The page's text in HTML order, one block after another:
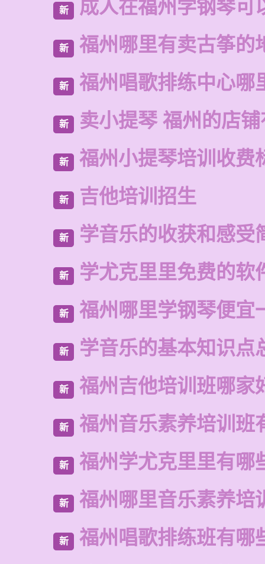
新 成人在福州学钢琴可
新 福州哪里有卖古筝的
新 福州唱歌排练中心哪
新 卖小提琴 福州的店
新 福州小提琴培训收费
新 吉他培训招生
新 学音乐的收获和感受
新 学尤克里里免费的软
新 福州哪里学钢琴便宜
新 学音乐的基本知识点
新 福州吉他培训班哪家
新 福州音乐素养培训班
新 福州学尤克里里有哪
新 福州哪里音乐素养培
新 福州唱歌排练班有哪